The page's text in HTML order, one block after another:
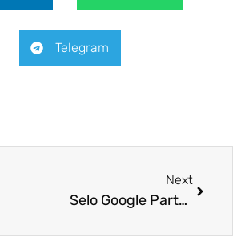
Telegram
Next
Selo Google Partner Premier